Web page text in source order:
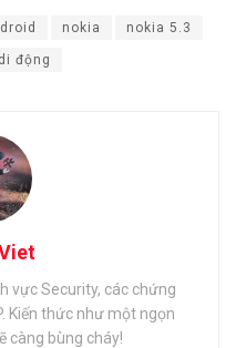
nokia nokia 5.3
động
vực Security, các chứng
Kiến thức như một ngọn
càng bùng cháy!